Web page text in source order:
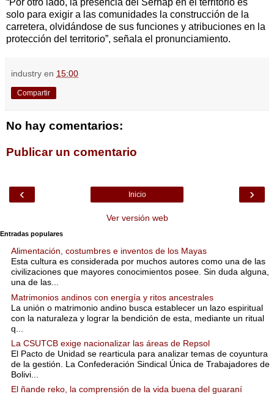
solo para exigir a las comunidades la construcción de la
carretera, olvidándose de sus funciones y atribuciones en la
protección del territorio”, señala el pronunciamiento.
industry en 15:00
Compartir
No hay comentarios:
Publicar un comentario
‹ ›
Inicio
Ver versión web
Entradas populares
Alimentación, costumbres e inventos de los Mayas
Esta cultura es considerada por muchos autores como una de las
civilizaciones que mayores conocimientos posee. Sin duda alguna,
una de las...
Matrimonios andinos con energía y ritos ancestrales
La unión o matrimonio andino busca establecer un lazo espiritual
con la naturaleza y lograr la bendición de esta, mediante un ritual
q...
La CSUTCB exige nacionalizar las áreas de Repsol
El Pacto de Unidad se rearticula para analizar temas de coyuntura
de la gestión. La Confederación Sindical Única de Trabajadores de
Bolivi...
El ñande reko, la comprensión de la vida buena del guaraní